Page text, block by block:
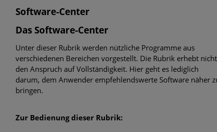
Aufgepasst: Firefox und Tor Browser Schadcode-Add-ons
Massive Sicherheitslücken durch Mitarbeiter im Home Office
Phishing-Mails im Namen der Personalabteilung
Corona-Warn-Apps im Fokus
Zielgerichtete Attacken: Zero-Day-Exploits im Betriebssystem
Software-Center
Das Software-Center
Unter dieser Rubrik werden nützliche Programme aus
verschiedenen Bereichen vorgestellt. Die Rubrik erhebt nicht
den Anspruch auf Vollständigkeit. Hier geht es lediglich
darum, dem Anwender empfehlendswerte Software näher
bringen.
Zur Bedienung dieser Rubrik: